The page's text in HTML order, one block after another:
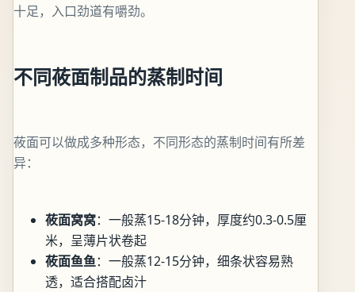
十足，入口劲道有嚼劲。
不同莜面制品的蒸制时间
莜面可以做成多种形态，不同形态的蒸制时间有所差
异：
莜面窝窝：一般蒸15-18分钟，厚度约0.3-0.5厘
米，呈薄片状卷起
莜面鱼鱼：一般蒸12-15分钟，细条状容易熟
透，适合搭配卤汁